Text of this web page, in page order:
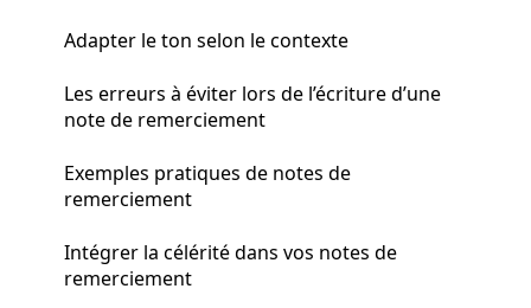
Adapter le ton selon le contexte
Les erreurs à éviter lors de l’écriture d’une
note de remerciement
Exemples pratiques de notes de
remerciement
Intégrer la célérité dans vos notes de
remerciement